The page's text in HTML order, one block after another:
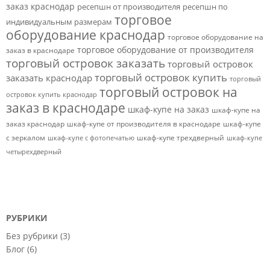
заказ краснодар ресепшн от производителя ресепшн по
индивидуальным размерам торговое
оборудование краснодар торговое оборудование на
заказ в краснодаре торговое оборудование от производителя
торговый островок заказать торговый островок
заказать краснодар торговый островок купить торговый
островок купить краснодар торговый островок на
заказ в краснодаре шкаф-купе на заказ шкаф-купе на
заказ краснодар шкаф-купе от производителя в краснодаре шкаф-купе
с зеркалом шкаф-купе с фотопечатью шкаф-купе трехдверный шкаф-купе
четырехдверный
РУБРИКИ
Без рубрики (3)
Блог (6)